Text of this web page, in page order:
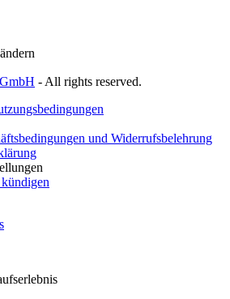
- All rights reserved.
und Widerrufsbelehrung